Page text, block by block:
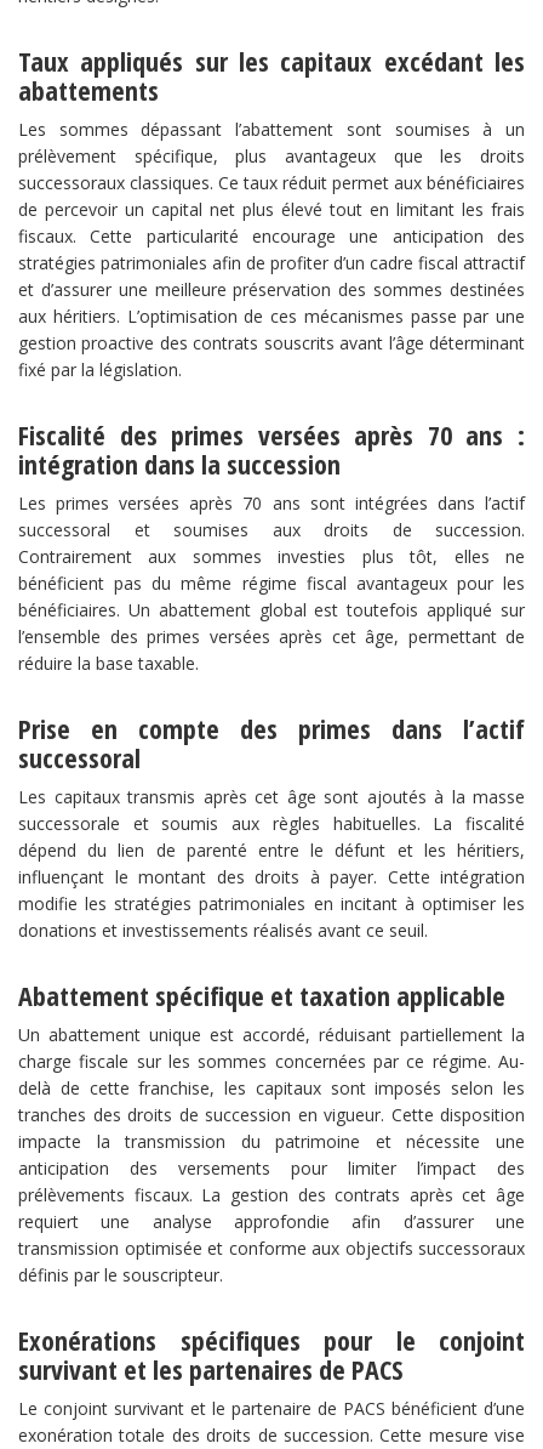
​Taux appliqués sur les capitaux excédant les
abattements​
Les sommes dépassant l’abattement sont soumises à un
prélèvement spécifique, plus avantageux que les droits
successoraux classiques. Ce taux réduit permet aux bénéficiaires
de percevoir un capital net plus élevé tout en limitant les frais
fiscaux. Cette particularité encourage une anticipation des
stratégies patrimoniales afin de profiter d’un cadre fiscal attractif
et d’assurer une meilleure préservation des sommes destinées
aux héritiers. L’optimisation de ces mécanismes passe par une
gestion proactive des contrats souscrits avant l’âge déterminant
fixé par la législation.
​Fiscalité des primes versées après 70 ans :
intégration dans la succession​
Les primes versées après 70 ans sont intégrées dans l’actif
successoral et soumises aux droits de succession.
Contrairement aux sommes investies plus tôt, elles ne
bénéficient pas du même régime fiscal avantageux pour les
bénéficiaires. Un abattement global est toutefois appliqué sur
l’ensemble des primes versées après cet âge, permettant de
réduire la base taxable.
​Prise en compte des primes dans l’actif
successoral​
Les capitaux transmis après cet âge sont ajoutés à la masse
successorale et soumis aux règles habituelles. La fiscalité
dépend du lien de parenté entre le défunt et les héritiers,
influençant le montant des droits à payer. Cette intégration
modifie les stratégies patrimoniales en incitant à optimiser les
donations et investissements réalisés avant ce seuil.
​Abattement spécifique et taxation applicable​
Un abattement unique est accordé, réduisant partiellement la
charge fiscale sur les sommes concernées par ce régime. Au-
delà de cette franchise, les capitaux sont imposés selon les
tranches des droits de succession en vigueur. Cette disposition
impacte la transmission du patrimoine et nécessite une
anticipation des versements pour limiter l’impact des
prélèvements fiscaux. La gestion des contrats après cet âge
requiert une analyse approfondie afin d’assurer une
transmission optimisée et conforme aux objectifs successoraux
définis par le souscripteur.
Exonérations spécifiques pour le conjoint
survivant et les partenaires de PACS​
Le conjoint survivant et le partenaire de PACS bénéficient d’une
exonération totale des droits de succession. Cette mesure vise